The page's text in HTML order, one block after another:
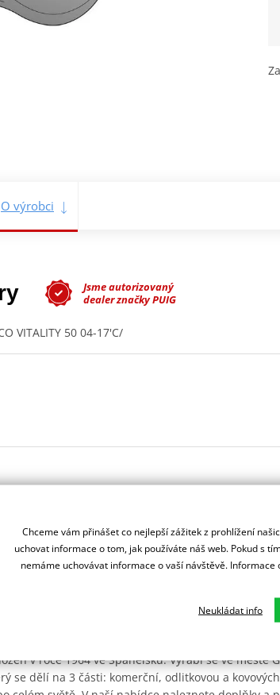
O výrobci
Jsme autorizovaný
dealer značky PUIG
VITALITY 50 04-17'C/
v roce 1964 ve Španělsku. Vyrábí se ve
se dělí na 3 části: komerční, odlitkovou a
Chceme vám přinášet co nejlepší zážitek z prohlížení
uchovat informace o tom, jak používáte náš web. Pokud s
nemáme uchovávat informace o vaší návštěvě.
Neukládat info